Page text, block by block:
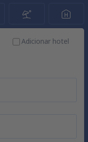
Adicionar hotel